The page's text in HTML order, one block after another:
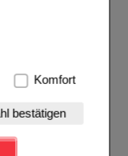
es sich um
Warenkorb,
verzichtet
Komfort
bestätigen